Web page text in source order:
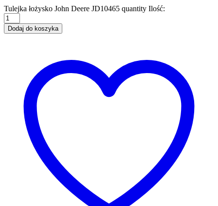
Tulejka łożysko John Deere JD10465 quantity Ilość:
Dodaj do koszyka